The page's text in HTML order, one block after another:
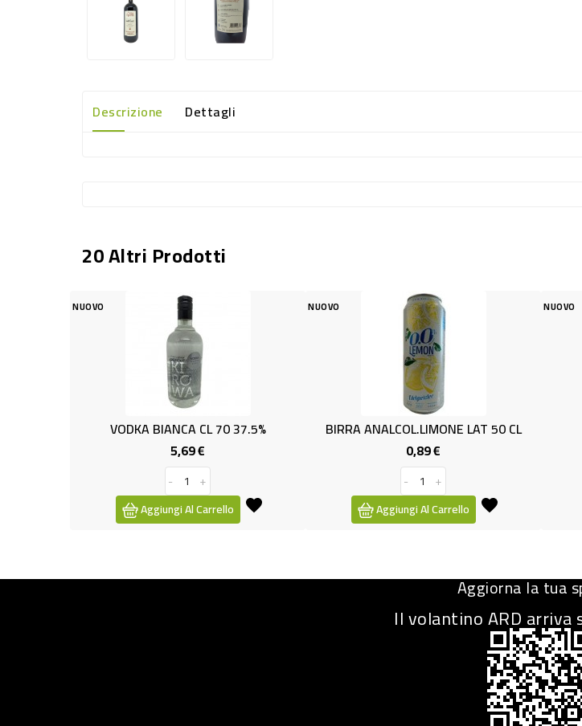
Descrizione Dettagli
20 Altri Prodotti
BIANCA CL 70 37.5%
NUOVO
BIRRA ANALCOL.LIMONE LAT 50 CL
Aggiungi Al Carrello
NUOVO
WHISKY SCOTCH
Aggiungi Al Carrello
Aggiorna la tua
Il volantino ARD arriva